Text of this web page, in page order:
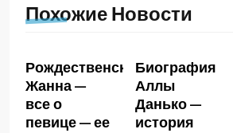
Похожие Новости
Рождественская
Жанна —
все о
певице — ее
Биография
Аллы
Данько —
история